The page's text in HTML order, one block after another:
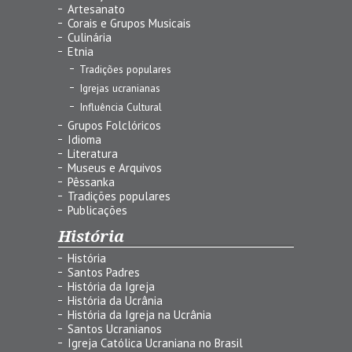
Artesanato
Corais e Grupos Musicais
Culinária
Etnia
Tradições populares
Igrejas ucranianas
Influência Cultural
Grupos Folclóricos
Idioma
Literatura
Museus e Arquivos
Pêssanka
Tradições populares
Publicações
História
História
Santos Padres
História da Igreja
História da Ucrânia
História da Igreja na Ucrânia
Santos Ucranianos
Igreja Católica Ucraniana no Brasil